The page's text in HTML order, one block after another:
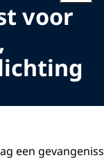
voor
een